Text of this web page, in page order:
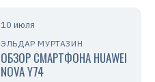
10 июля
ЭЛЬДАР МУРТАЗИН
ОБЗОР СМАРТФОНА HUAWEI
NOVA Y74